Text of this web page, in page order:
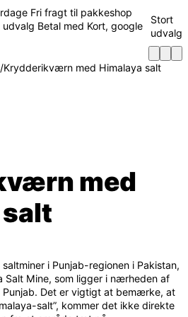
Fri fragt til pakkeshop
udvalg Betal med Kort, google
Stort
udvalg
/Krydderikværn med Himalaya salt
med
i Punjab-regionen i Pakistan,
Salt Mine, som ligger i nærheden af
Punjab. Det er vigtigt at bemærke, at
salt”, kommer det ikke direkte